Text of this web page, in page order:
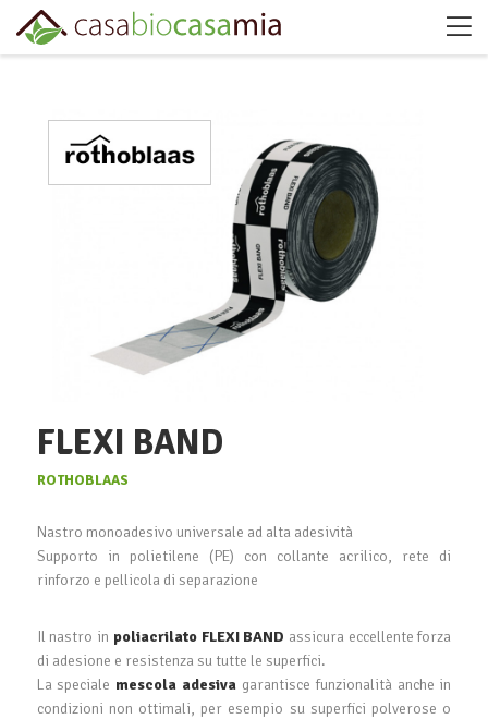
FLEXI BAND
ROTHOBLAAS
Nastro monoadesivo universale ad alta adesività
Supporto in polietilene (PE) con collante acrilico, rete di
rinforzo e pellicola di separazione
Il nastro in poliacrilato FLEXI BAND assicura eccellente forza
di adesione e resistenza su tutte le superfici.
La speciale mescola adesiva garantisce funzionalità anche in
condizioni non ottimali, per esempio su superfici polverose o